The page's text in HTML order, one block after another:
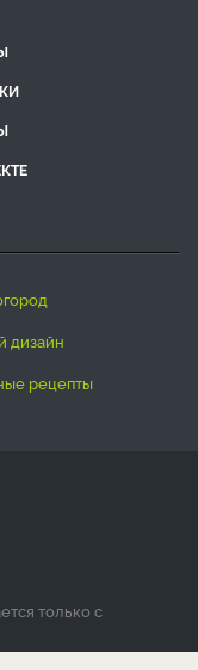
дизайн
рецепты
только с